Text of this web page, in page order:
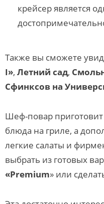
крейсер является
Также вы сможете
I», Летний сад,
Сфинксов на
Шеф-повар
блюда на гриле, а
легкие салаты и
выбрать из готовых
«Premium» или